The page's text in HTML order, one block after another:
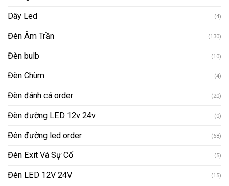
Dây Led (4)
Đèn Âm Trần (130)
Đèn bulb (10)
Đèn Chùm (4)
Đèn đánh cá order (20)
Đèn đường LED 12v 24v (0)
Đèn đường led order (68)
Đèn Exit Và Sự Cố (5)
Đèn LED 12V 24V (15)